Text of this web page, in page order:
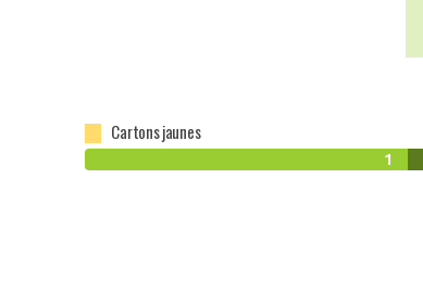
Cartons jaunes
1